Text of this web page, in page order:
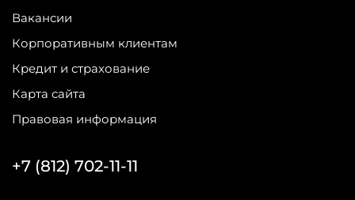
Вакансии
Корпоративным клиентам
Кредит и страхование
Карта сайта
Правовая информация
+7 (812) 702-11-11